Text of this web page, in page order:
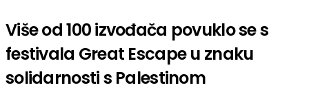
Više od 100 izvođača povuklo se s
festivala Great Escape u znaku
solidarnosti s Palestinom